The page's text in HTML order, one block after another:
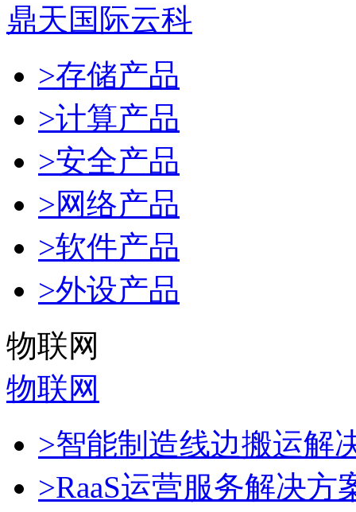
鼎天国际云科
>存储产品
>计算产品
>安全产品
>网络产品
>软件产品
>外设产品
物联网
物联网
>智能制造线边搬运解
>RaaS运营服务解决方